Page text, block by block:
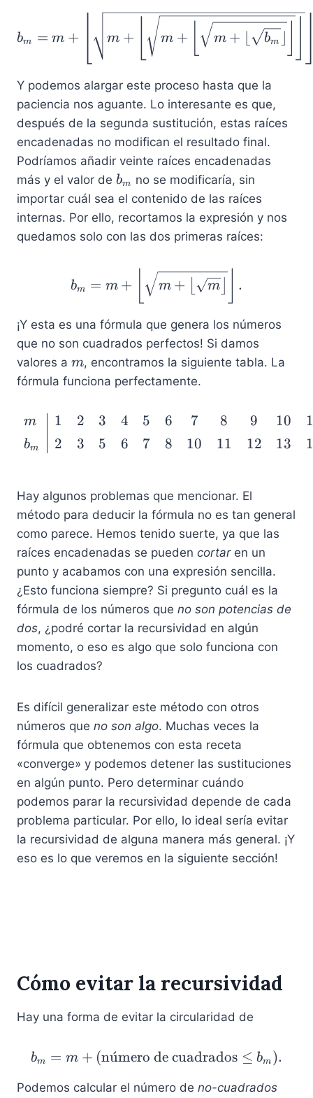
o
o
r
4
7
..
.
\
rf
l
o
o
r
4
b_m = m
bm = m + m + m + m + ⌊ bm ⌋
Y podemos alargar este proceso hasta que la
paciencia nos aguante. Lo interesante es que,
después de la segunda sustitución, estas raíces
encadenadas no modifican el resultado final.
Podríamos añadir veinte raíces encadenadas
más y el valor de b
_
m
bm
no se modificaría, sin
importar cuál sea el contenido de las raíces
internas. Por ello, recortamos la expresión y nos
quedamos solo con las dos primeras raíces:
b_m = m+ \left\lfloor
bm = m + m + m .
¡Y esta es una fórmula que genera los números
que no son cuadrados perfectos! Si damos
valores a m
m, encontramos la siguiente tabla. La
fórmula funciona perfectamente.
\begin{array}{l |
m
bm
1
2
2
3
3
5
4
6
5
7
6
8
7
10
8
11
9
12
10
13
Hay algunos problemas que mencionar. El
método para deducir la fórmula no es tan general
como parece. Hemos tenido suerte, ya que las
raíces encadenadas se pueden cortaren un
punto y acabamos con una expresión sencilla.
¿Esto funciona siempre? Si pregunto cuál es la
fórmula de los números que no son potencias de
dos, ¿podré cortar la recursividad en algún
momento, o eso es algo que solo funciona con
los cuadrados?
Es difícil generalizar este método con otros
números que no son algo. Muchas veces la
fórmula que obtenemos con esta receta
«converge» y podemos detener las sustituciones
en algún punto. Pero determinar cuándo
podemos parar la recursividad depende de cada
problema particular. Por ello, lo ideal sería evitar
la recursividad de alguna manera más general. ¡Y
eso es lo que veremos en la siguiente sección!
Cómo evitar la recursividad
Hay una forma de evitar la circularidad de
b_m = m +
bm = m + (nu
ˊmero de cuadrados ≤ bm ).
Podemos calcular el número de no-cuadrados